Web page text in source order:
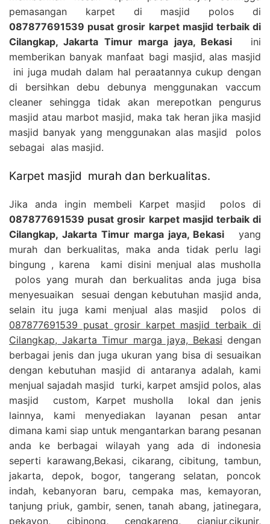
pemasangan karpet di masjid polos di
087877691539 pusat grosir karpet masjid terbaik di
Cilangkap, Jakarta Timur marga jaya, Bekasiini
memberikan banyak manfaat bagi masjid, alas masjid
ini juga mudah dalam hal peraatannya cukup dengan
di bersihkan debu debunya menggunakan vaccum
cleaner sehingga tidak akan merepotkan pengurus
masjid atau marbot masjid, maka tak heran jika masjid
masjid banyak yang menggunakan alas masjid polos
sebagai alas masjid.
Karpet masjid murah dan berkualitas.
Jika anda ingin membeli Karpet masjid polos di
087877691539 pusat grosir karpet masjid terbaik di
Cilangkap, Jakarta Timur marga jaya, Bekasi yang
murah dan berkualitas, maka anda tidak perlu lagi
bingung , karena kami disini menjual alas musholla
polos yang murah dan berkualitas anda juga bisa
menyesuaikan sesuai dengan kebutuhan masjid anda,
selain itu juga kami menjual alas masjid polos di
087877691539 pusat grosir karpet masjid terbaik di
Cilangkap, Jakarta Timur marga jaya, Bekasi dengan
berbagai jenis dan juga ukuran yang bisa di sesuaikan
dengan kebutuhan masjid di antaranya adalah, kami
menjual sajadah masjid turki, karpet amsjid polos, alas
masjid custom, Karpet musholla lokal dan jenis
lainnya, kami menyediakan layanan pesan antar
dimana kami siap untuk mengantarkan barang pesanan
anda ke berbagai wilayah yang ada di indonesia
seperti karawang,Bekasi, cikarang, cibitung, tambun,
jakarta, depok, bogor, tangerang selatan, poncok
indah, kebanyoran baru, cempaka mas, kemayoran,
tanjung priuk, gambir, senen, tanah abang, jatinegara,
pekayon, cibinong, cengkareng, cianjur,cikunir,